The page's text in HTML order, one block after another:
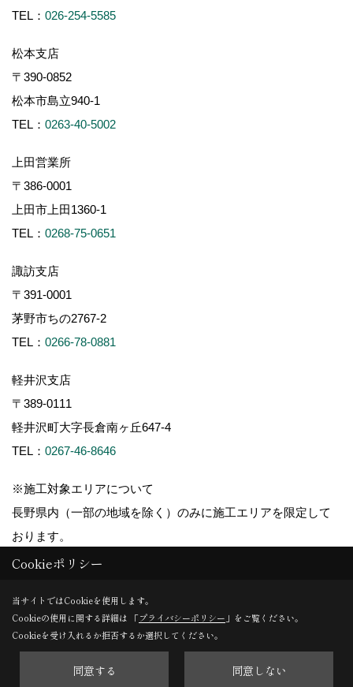
TEL： 026-254-5585
松本支店
〒390-0852
松本市島立940-1
TEL： 0263-40-5002
上田営業所
〒386-0001
上田市上田1360-1
TEL： 0268-75-0651
諏訪支店
〒391-0001
茅野市ちの2767-2
TEL： 0266-78-0881
軽井沢支店
〒389-0111
軽井沢町大字長倉南ヶ丘647-4
TEL： 0267-46-8646
※施工対象エリアについて
長野県内（一部の地域を除く）のみに施工エリアを限定して
おります。
Copyright (c) ForestCorporation. All Rights Reserved.
Cookieポリシー
当サイトではCookieを使用します。
Cookieの使用に関する詳細は 「プライバシーポリシー 」をご覧ください。
Cookieを受け入れるか拒否するか選択してください。
同意する 同意しない